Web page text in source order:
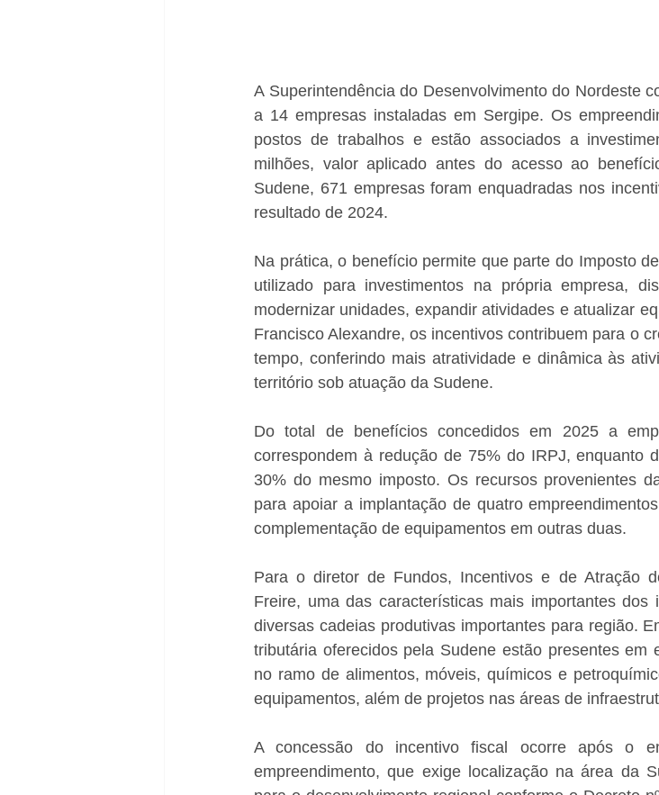
A Superintendência do Desenvolvimento do Nordeste
a 14 empresas instaladas em Sergipe. Os
postos de trabalhos e estão associados a
milhões, valor aplicado antes do acesso ao
Sudene, 671 empresas foram enquadradas nos
resultado de 2024.
Na prática, o benefício permite que parte do Imposto
utilizado para investimentos na própria empresa,
modernizar unidades, expandir atividades e atualizar
Francisco Alexandre, os incentivos contribuem para o
tempo, conferindo mais atratividade e dinâmica às
território sob atuação da Sudene.
Do total de benefícios concedidos em 2025 a
correspondem à redução de 75% do IRPJ, enquanto
30% do mesmo imposto. Os recursos provenientes
para apoiar a implantação de quatro
complementação de equipamentos em outras duas.
Para o diretor de Fundos, Incentivos e de Atração
Freire, uma das características mais importantes
diversas cadeias produtivas importantes para região.
tributária oferecidos pela Sudene estão presentes em
no ramo de alimentos, móveis, químicos e
equipamentos, além de projetos nas áreas de
A concessão do incentivo fiscal ocorre após o
empreendimento, que exige localização na área da